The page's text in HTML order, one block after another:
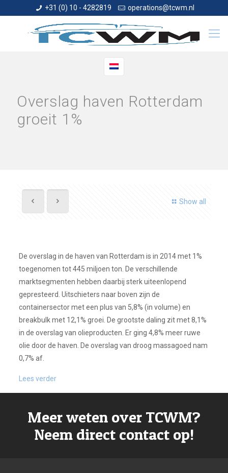
+31 (0) 10 - 4282819 operations@tcwm.nl
Overslag haven Rotterdam
groeit 1%
Show all
De overslag in de haven van Rotterdam is in 2014 met 1%
toegenomen tot 445 miljoen ton. De verschillende
marktsegmenten hebben daarbij sterk uiteenlopend
gepresteerd. Uitschieters naar boven zijn de
containersector met een plus van 5,8% (in volume) en
breakbulk met 12,1% groei. De grootste daling zit met 8,1%
in de overslag van olieproducten. Er ging 4,8% meer ruwe
olie door de haven. De overslag van droog massagoed nam
0,7% af.
Lees verder
Meer weten over TCWM?
Neem direct contact op!